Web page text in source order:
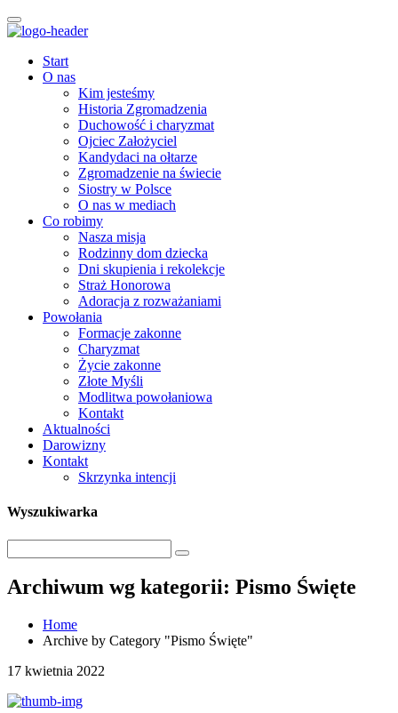
Start
O nas
Kim jesteśmy
Historia Zgromadzenia
Duchowość i charyzmat
Ojciec Założyciel
Kandydaci na ołtarze
Zgromadzenie na świecie
Siostry w Polsce
O nas w mediach
Co robimy
Nasza misja
Rodzinny dom dziecka
Dni skupienia i rekolekcje
Straż Honorowa
Adoracja z rozważaniami
Powołania
Formacje zakonne
Charyzmat
Życie zakonne
Złote Myśli
Modlitwa powołaniowa
Kontakt
Aktualności
Darowizny
Kontakt
Skrzynka intencji
Wyszukiwarka
Archiwum wg kategorii: Pismo Święte
Home
Archive by Category "Pismo Święte"
17 kwietnia 2022